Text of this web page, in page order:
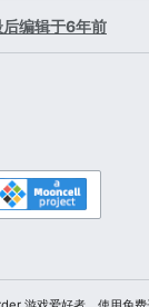
后编辑于6年前